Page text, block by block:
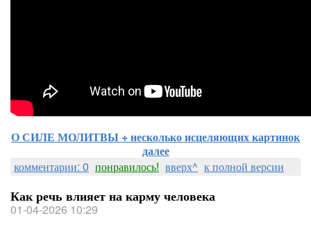
О СИЛЕ МОЛИТВЫ + несколько исцеляющих картинок
далее
комментарии: 0 понравилось! вверх^ к полной версии
Как речь влияет на карму человека
01-04-2026 10:29